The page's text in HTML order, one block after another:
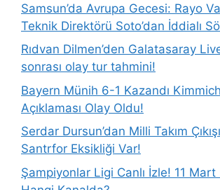
Samsun’da Avrupa Gecesi: Rayo
Teknik Direktörü Soto’dan İddialı
Rıdvan Dilmen’den Galatasaray
sonrası olay tur tahmini!
Bayern Münih 6-1 Kazandı
Açıklaması Olay Oldu!
Serdar Dursun’dan Milli Takım
Santrfor Eksikliği Var!
Şampiyonlar Ligi Canlı İzle! 11 Mart